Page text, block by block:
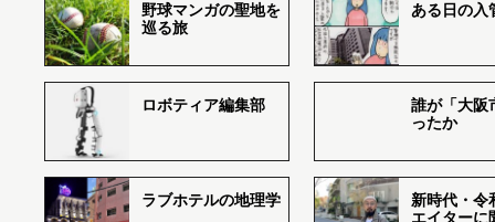
野球マンガの聖地を
巡る旅
ある日の入
ロボティア編集部
誰が「大阪
ったか
ラブホテルの地理学
新時代・令
エイターに